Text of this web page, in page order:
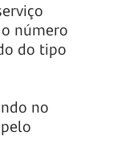
número
do tipo
no